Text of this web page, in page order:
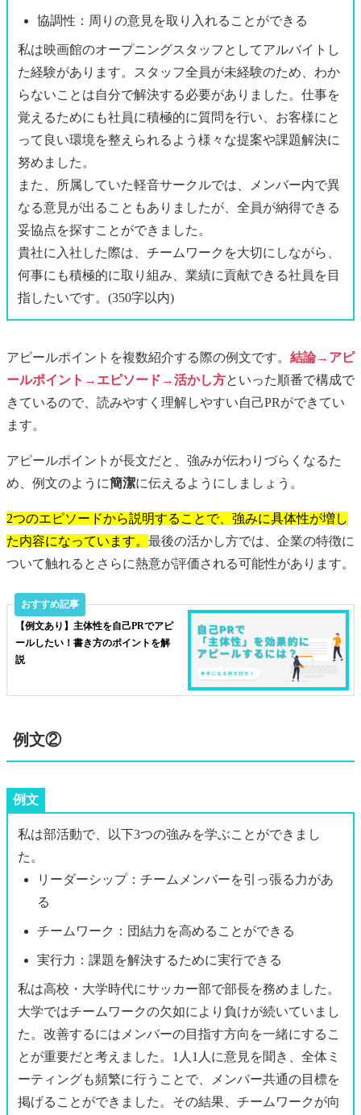
協調性：周りの意見を取り入れることができる
私は映画館のオープニングスタッフとしてアルバイトし
た経験があります。スタッフ全員が未経験のため、わか
らないことは自分で解決する必要がありました。仕事を
覚えるためにも社員に積極的に質問を行い、お客様にと
って良い環境を整えられるよう様々な提案や課題解決に
努めました。
また、所属していた軽音サークルでは、メンバー内で異
なる意見が出ることもありましたが、全員が納得できる
妥協点を探すことができました。
貴社に入社した際は、チームワークを大切にしながら、
何事にも積極的に取り組み、業績に貢献できる社員を目
指したいです。 (350字以内)
アピールポイントを複数紹介する際の例文です。 結論→アピ
ールポイント→エピソード→活かし方といった順番で構成で
きているので、読みやすく理解しやすい自己PRができてい
ます。
アピールポイントが長文だと、強みが伝わりづらくなるた
め、例文のように簡潔に伝えるようにしましょう。
2つのエピソードから説明することで、強みに具体性が増し
た内容になっています。 最後の活かし方では、企業の特徴に
ついて触れるとさらに熱意が評価される可能性があります。
【例文あり】主体性を自己PRでアピ
ールしたい！書き方のポイントを解
説
例文②
例文
私は部活動で、以下3つの強みを学ぶことができまし
た。
リーダーシップ：チームメンバーを引っ張る力があ
る
チームワーク：団結力を高めることができる
実行力：課題を解決するために実行できる
私は高校・大学時代にサッカー部で部長を務めました。
大学ではチームワークの欠如により負けが続いていまし
た。改善するにはメンバーの目指す方向を一緒にするこ
とが重要だと考えました。1人1人に意見を聞き、全体ミ
ーティングも頻繁に行うことで、メンバー共通の目標を
掲げることができました。その結果、チームワークが向